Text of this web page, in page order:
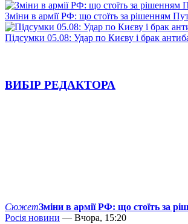
Зміни в армії РФ: що стоїть за рішенням
Підсумки 05.08: Удар по Києву і брак
ВИБІР РЕДАКТОРА
СюжетЗміни в армії РФ: що стоїть за
Росія новини — Вчора, 15:20